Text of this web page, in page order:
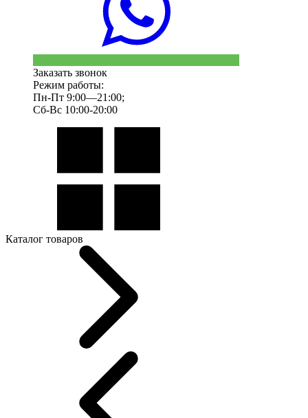
Заказать звонок
Режим работы:
Пн-Пт 9:00—21:00;
Сб-Вс 10:00-20:00
Каталог товаров